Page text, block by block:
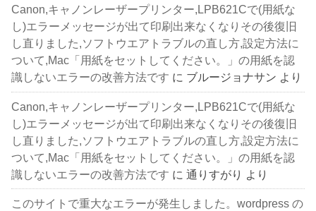
Canon,キャノンレーザープリンター,LPB621Cで(用紙な
し)エラーメッセージが出て印刷出来なくなりその後復旧
し直りました,ソフトウエアトラブルの直し方,設定方法に
ついて,Mac「用紙をセットしてください。」の用紙を認
識しないエラーの改善方法です に ブルージョナサン より
Canon,キャノンレーザープリンター,LPB621Cで(用紙な
し)エラーメッセージが出て印刷出来なくなりその後復旧
し直りました,ソフトウエアトラブルの直し方,設定方法に
ついて,Mac「用紙をセットしてください。」の用紙を認
識しないエラーの改善方法です に通りすがり より
このサイトで重大なエラーが発生しました。wordpress の